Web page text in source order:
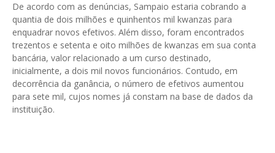
De acordo com as denúncias, Sampaio estaria cobrando a
quantia de dois milhões e quinhentos mil kwanzas para
enquadrar novos efetivos. Além disso, foram encontrados
trezentos e setenta e oito milhões de kwanzas em sua conta
bancária, valor relacionado a um curso destinado,
inicialmente, a dois mil novos funcionários. Contudo, em
decorrência da ganância, o número de efetivos aumentou
para sete mil, cujos nomes já constam na base de dados da
instituição.